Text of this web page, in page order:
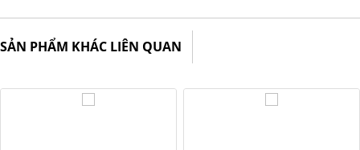
SẢN PHẨM KHÁC LIÊN QUAN